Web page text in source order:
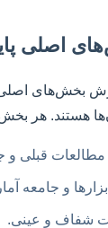
اصلی
بخش‌های
هستند. هر
قبلی و
و جامعه
شفاف و عینی.